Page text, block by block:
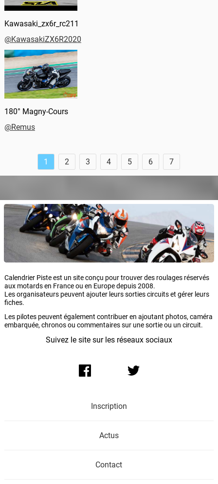
Kawasaki_zx6r_rc211
@KawasakiZX6R2020
180° Magny-Cours
@Remus
1 2 3 4 5 6 7
Calendrier Piste est un site conçu pour trouver des roulages réservés
aux motards en France ou en Europe depuis 2008.
Les organisateurs peuvent ajouter leurs sorties circuits et gérer leurs
fiches.
Les pilotes peuvent également contribuer en ajoutant photos, caméra
embarquée, chronos ou commentaires sur une sortie ou un circuit.
Suivez le site sur les réseaux sociaux
Inscription
Actus
Contact